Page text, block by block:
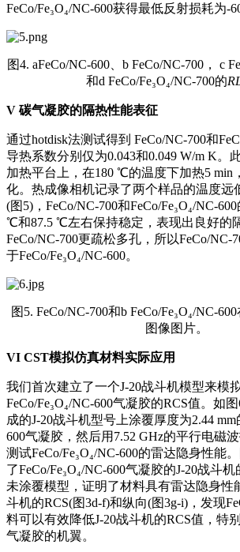
FeCo/Fe₃O₄/NC-600获得最低反射损耗为-
图4. aFeCo/NC-600、b FeCo/NC-700， c
和d FeCo/Fe₃O₄/NC-700的
V 碳气凝胶的隔热性能表征
通过hotdisk法测试得到 FeCo/NC-700和
导热系数分别仅为0.043和0.049 W/m K。
加热平台上，在180 ℃的温度下加热5 min
化。热成像相机记录了两个样品的温度远
(图5)，FeCo/NC-700和FeCo/Fe₃O₄/NC-
℃和87.5 ℃左右保持稳定，表现出良好的
FeCo/NC-700更疏松多孔，所以FeCo/NC-
于FeCo/Fe₃O₄/NC-600。
图5. FeCo/NC-700和b FeCo/Fe₃O₄/NC-
图像图片。
VI CST模拟仿真材料实际应用
我们首次建立了一个J-20战斗机模型来模
FeCo/Fe₃O₄/NC-600气凝胶的RCS值。如
成的J-20战斗机型号上涂覆厚度为2.44 mm
600气凝胶，然后用7.52 GHz的平行电磁波
测试FeCo/Fe₃O₄/NC-600的雷达隐身性能
了FeCo/Fe₃O₄/NC-600气凝胶的J-20战斗
未涂覆模型，证明了材料具有雷达隐身性
斗机的RCS(图3d-f)和纵向(图3g-i)，发现
料可以有效降低J-20战斗机的RCS值，特
气凝胶的机翼。